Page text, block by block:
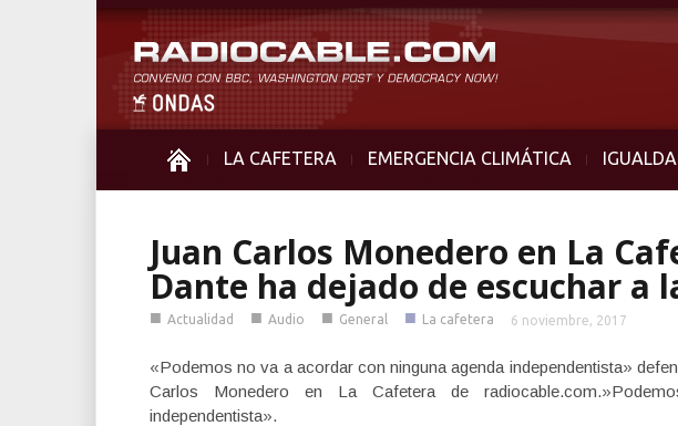
LA CAFETERA EMERGENCIA CLIMÁTICA
Juan Carlos Monedero en La
Dante ha dejado de escuchar a
■ Actualidad ■ Audio ■ General ■ La cafetera 6 noviembre, 2017
«Podemos no va a acordar con ninguna agenda independentista»
Carlos Monedero en La Cafetera de
independentista».